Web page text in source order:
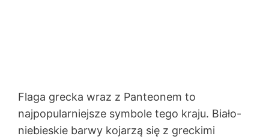
Flaga grecka wraz z Panteonem to
najpopularniejsze symbole tego kraju. Biało-
niebieskie barwy kojarzą się z greckimi